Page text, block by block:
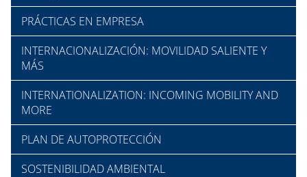
PRÁCTICAS EN EMPRESA
INTERNACIONALIZACIÓN: MOVILIDAD SALIENTE Y
MÁS
INTERNATIONALIZATION: INCOMING MOBILITY AND
MORE
PLAN DE AUTOPROTECCIÓN
SOSTENIBILIDAD AMBIENTAL